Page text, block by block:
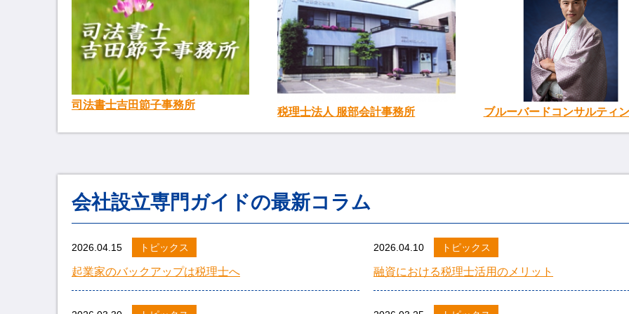
司法書士吉田節子事務所
税理士法人 服部会計事務所 ブルーバードコンサルティ
会社設立専門ガイドの最新コラム
2026.04.15 トピックス
起業家のバックアップは税理士へ
2026.04.10 トピックス
融資における税理士活用のメリット